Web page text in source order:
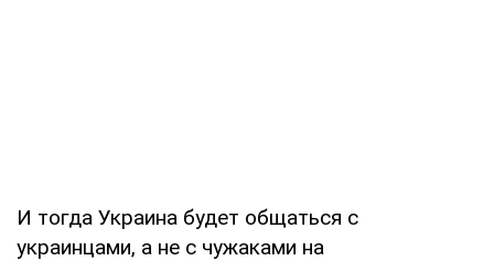
И тогда Украина будет общаться с
украинцами, а не с чужаками на